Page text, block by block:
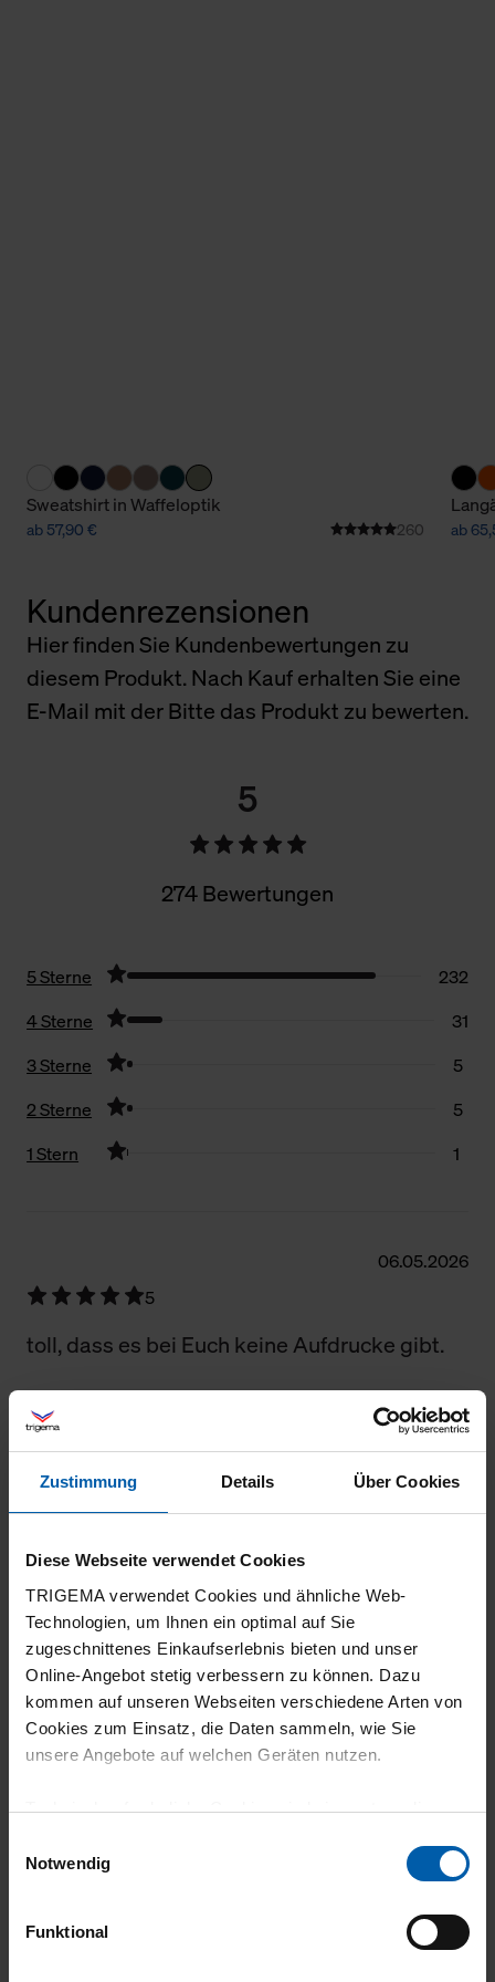
Zustimmung Details Über Cookies
Diese Webseite verwendet Cookies
TRIGEMA verwendet Cookies und ähnliche Web-
Technologien, um Ihnen ein optimal auf Sie
zugeschnittenes Einkaufserlebnis bieten und unser
Online-Angebot stetig verbessern zu können. Dazu
kommen auf unseren Webseiten verschiedene Arten von
Cookies zum Einsatz, die Daten sammeln, wie Sie
unsere Angebote auf welchen Geräten nutzen.
Technisch erforderliche Cookies sind eine notwendige
grundlegende Funktionen wie etwa zur Auswahl und
gewährleisten.
Notwendig
Funktional
Sweatshirt in Waffeloptik
ab 57,90 € 260 ab
Kundenrezensionen
Hier finden Sie Kundenbewertungen zu
diesem Produkt. Nach Kauf erhalten Sie eine
E-Mail mit der Bitte das Produkt zu bewerten.
5
274 Bewertungen
5 Sterne
232
4 Sterne
31
3 Sterne
5
2 Sterne
5
1 Stern
1
06.05.2026
5
toll, dass es bei Euch keine Aufdrucke gibt.
Gut geschnitten (gerade, luftig genug).
29.04.2026
5
robust
16.04.2026